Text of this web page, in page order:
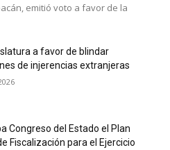
emitió voto a favor de la
a favor de blindar
de injerencias extranjeras
Congreso del Estado el Plan
Fiscalización para el Ejercicio